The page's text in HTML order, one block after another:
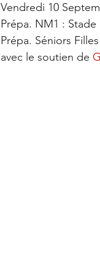
Vendredi 10
Prépa. NM1 : Stade
Prépa. Séniors
avec le soutien de